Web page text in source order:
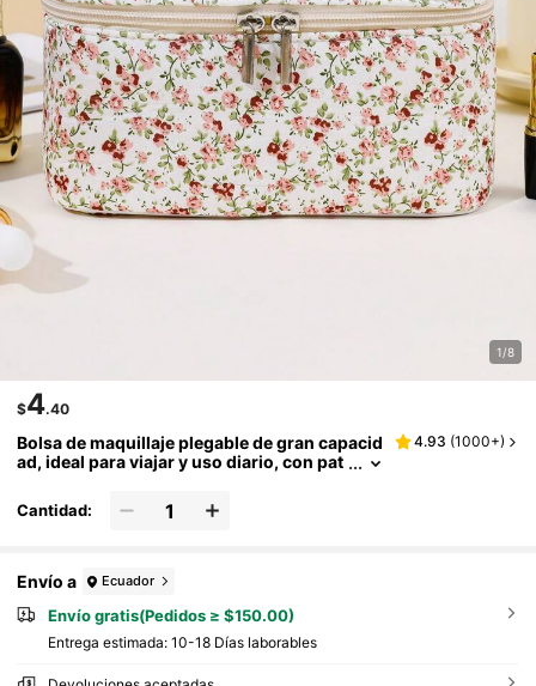
1/8
$4.40
Bolsa de maquillaje plegable de gran capacid
ad, ideal para viajar y uso diario, con pat
mientas de maquillaje. Bolsa de maquillaje, e
stuche de maquillaje, bolsa de aseo, cubos d
e de maquillaje, organizador de artículos de t
ocador, regalos esenciales, accesorios con c
remallera, regalos para mujeres, regalos de
Navidad, ideas de regalo para mujeres
4.93 (1000+)
Cantidad:
Envío a Ecuador
Envío gratis(Pedidos ≥ $150.00)
Entrega estimada: 10-18 Días laborables